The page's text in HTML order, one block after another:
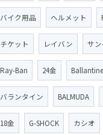
バイク用品 ヘルメット
チケット レイバン サン
Ray-Ban 24金
バランタイン BALMUDA
18金 G-SHOCK カシオ